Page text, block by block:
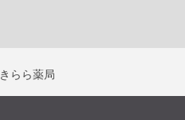
きらら薬局